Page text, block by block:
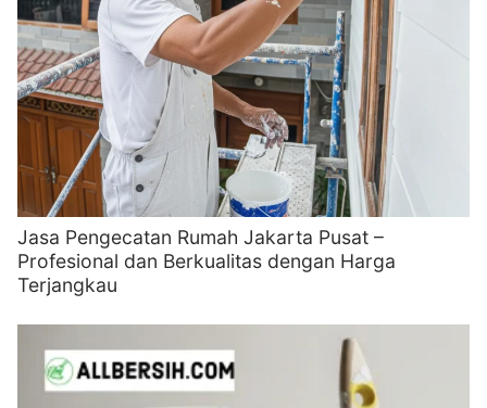
Jasa Pengecatan Rumah Jakarta Pusat –
Profesional dan Berkualitas dengan Harga
Terjangkau